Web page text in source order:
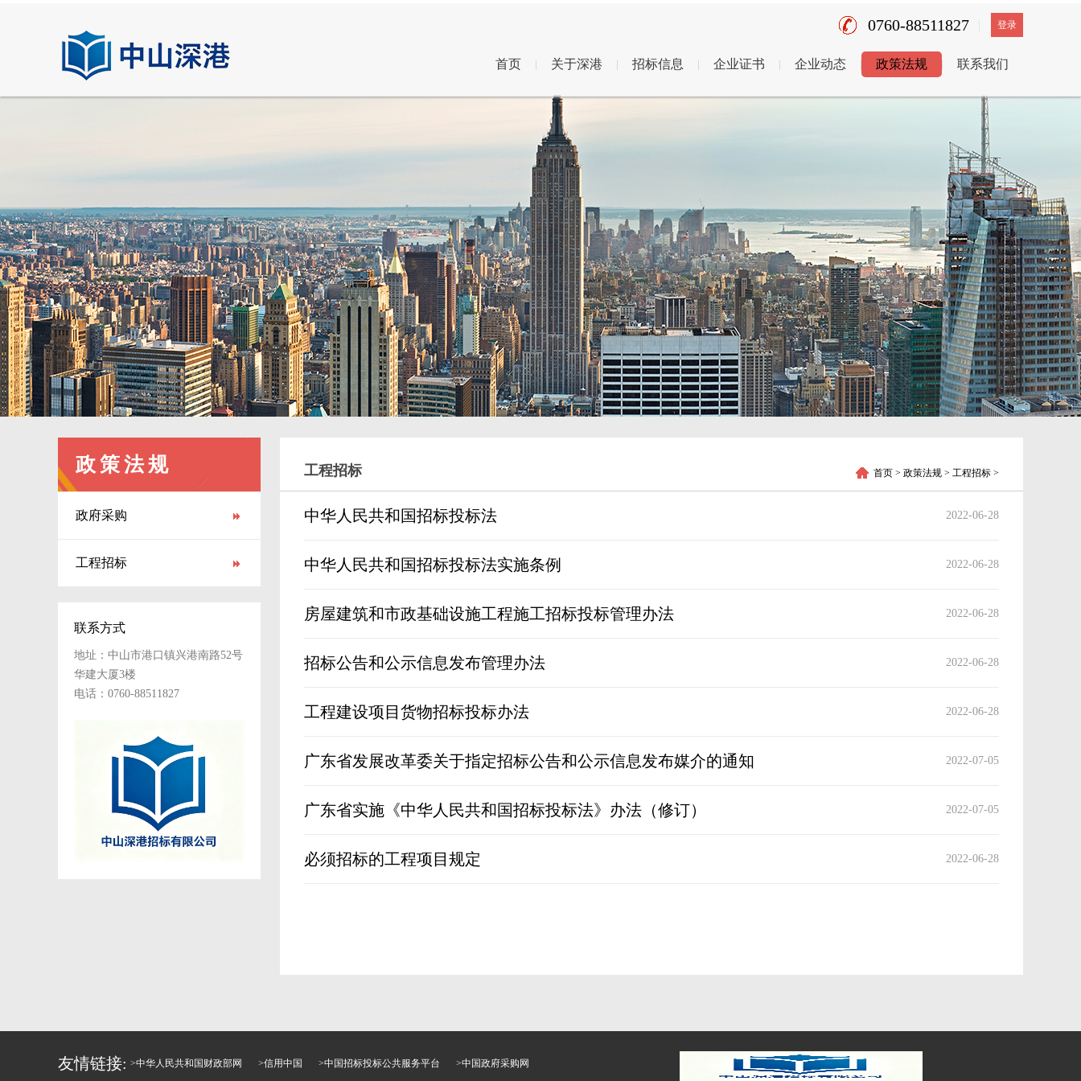
登录
0760-88511827
首页 关于深港 招标信息 企业证书 企业动态 政策法规 联系我们
政策法规
政府采购
工程招标
联系方式
地址：中山市港口镇兴港南路52号
华建大厦3楼
电话：0760-88511827
工程招标 首页 > 政策法规 > 工程招标 >
中华人民共和国招标投标法 2022-06-28
中华人民共和国招标投标法实施条例 2022-06-28
房屋建筑和市政基础设施工程施工招标投标管理办法 2022-06-28
招标公告和公示信息发布管理办法 2022-06-28
工程建设项目货物招标投标办法 2022-06-28
广东省发展改革委关于指定招标公告和公示信息发布媒介的通知 2022-07-05
广东省实施《中华人民共和国招标投标法》办法（修订） 2022-07-05
必须招标的工程项目规定 2022-06-28
友情链接: >中华人民共和国财政部网 >信用中国 >中国招标投标公共服务平台 >中国政府采购网